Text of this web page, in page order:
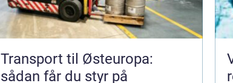
Transport til Østeuropa:
sådan får du styr på